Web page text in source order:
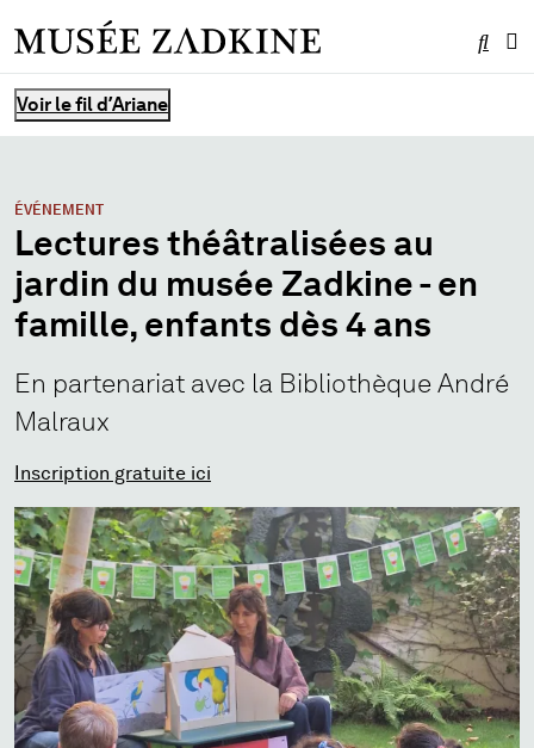
Vous êtes ici :
Voir le fil d’Ariane
ÉVÉNEMENT
Lectures théâtralisées au
jardin du musée Zadkine - en
famille, enfants dès 4 ans
En partenariat avec la Bibliothèque André
Malraux
Inscription gratuite ici